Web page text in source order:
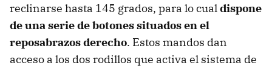
reclinarse hasta 145 grados, para lo cualdispone
de una serie de botones situados en el
reposabrazos derecho. Estos mandos dan
acceso a los dos rodillos que activa el sistema de